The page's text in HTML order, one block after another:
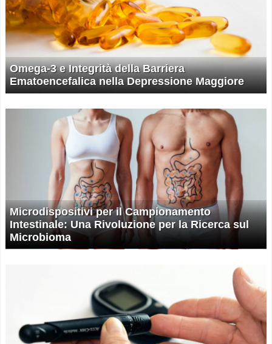
Omega-3 e Integrità della Barriera
Ematoencefalica nella Depressione Maggiore
Microdispositivi per il Campionamento
Intestinale: Una Rivoluzione per la Ricerca sul
Microbioma